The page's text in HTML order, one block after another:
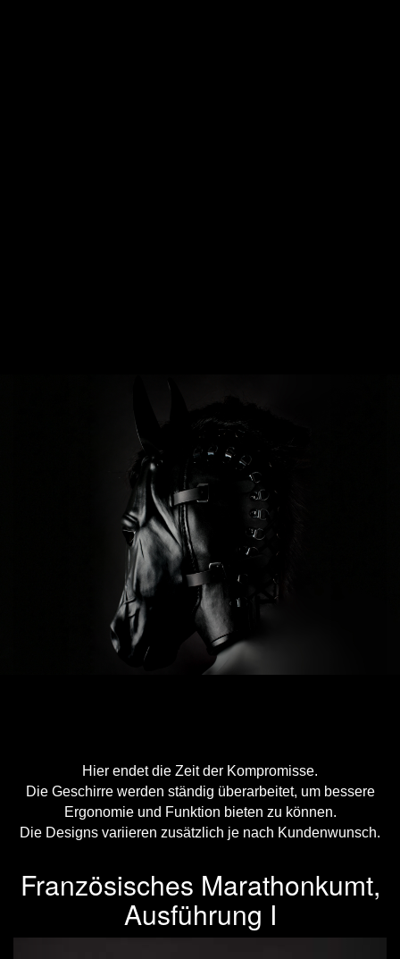
Hier endet die Zeit der Kompromisse.
Die Geschirre werden ständig überarbeitet, um bessere
Ergonomie und Funktion bieten zu können.
Die Designs variieren zusätzlich je nach Kundenwunsch.
Französisches Marathonkumt,
Ausführung I